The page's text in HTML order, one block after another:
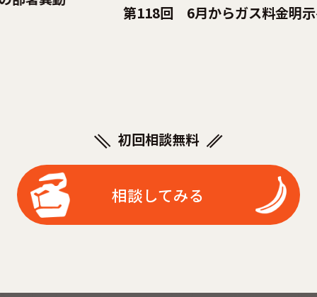
第118回 6月からガス料金明示へ
初回相談無料
相談してみる